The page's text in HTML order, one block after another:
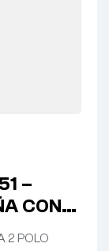
–
CON
2 POLO